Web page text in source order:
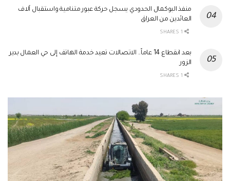
منفذ البوكمال الحدودي يسجل حركة عبور متنامية واستقبال آلاف
العائدين من العراق
بعد انقطاع 14 عاماً.. الاتصالات تعيد خدمة الهاتف إلى حي العمال بدير
الزور